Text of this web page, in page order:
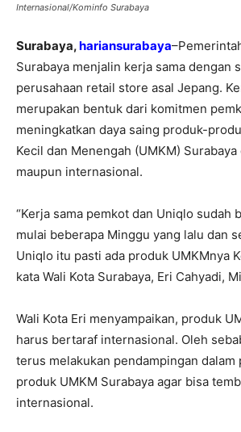
Internasional/Kominfo Surabaya
Surabaya,hariansurabaya
Surabaya menjalin kerja sama dengan
perusahaan retail store asal Jepang.
merupakan bentuk dari komitmen
meningkatkan daya saing produk-
Kecil dan Menengah (UMKM)
maupun internasional.
“Kerja sama pemkot dan Uniqlo sudah
mulai beberapa Minggu yang lalu dan
Uniqlo itu pasti ada produk UMKMnya
kata Wali Kota Surabaya, Eri Cahyadi,
Wali Kota Eri menyampaikan, produk
harus bertaraf internasional. Oleh
terus melakukan pendampingan dalam
produk UMKM Surabaya agar bisa
internasional.